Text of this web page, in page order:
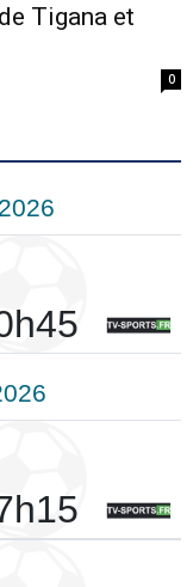
Tigana et
0